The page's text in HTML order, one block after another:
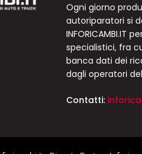
Ogni giorno
autoriparatori si
INFORICAMBI.IT
specialistici, fra
banca dati dei
dagli operatori
Contatti: